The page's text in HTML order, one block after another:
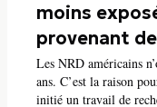
moins
provenant
Les NRD américains
ans. C’est la raison
initié un travail de